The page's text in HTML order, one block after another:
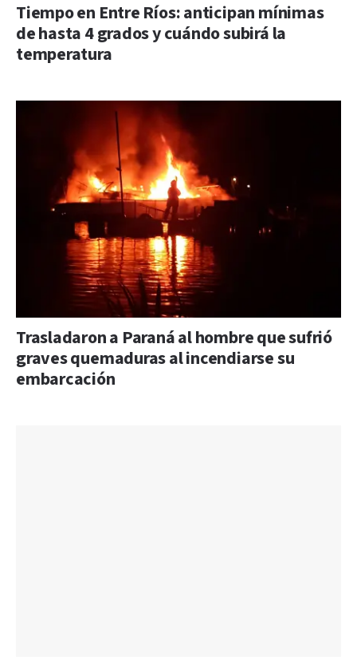
Tiempo en Entre Ríos: anticipan mínimas
de hasta 4 grados y cuándo subirá la
temperatura
Trasladaron a Paraná al hombre que sufrió
graves quemaduras al incendiarse su
embarcación